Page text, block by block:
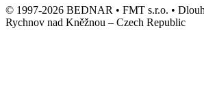
© 1997-2026 BEDNAR • FMT s.r.o. •
Rychnov nad Kněžnou – Czech Republic